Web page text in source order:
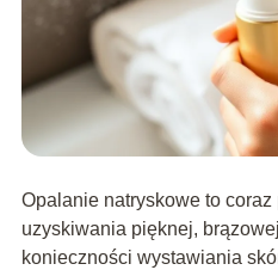
Opalanie natryskowe to
uzyskiwania pięknej,
konieczności wystawiania